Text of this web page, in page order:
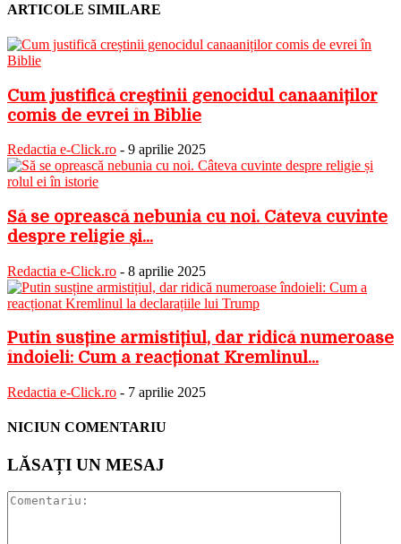
ARTICOLE SIMILARE
Cum justifică creștinii genocidul canaaniților
comis de evrei în Biblie
Redactia e-Click.ro - 9 aprilie 2025
Să se oprească nebunia cu noi. Câteva cuvinte
despre religie și...
Redactia e-Click.ro - 8 aprilie 2025
Putin susține armistițiul, dar ridică numeroase
îndoieli: Cum a reacționat Kremlinul...
Redactia e-Click.ro - 7 aprilie 2025
NICIUN COMENTARIU
LĂSAȚI UN MESAJ